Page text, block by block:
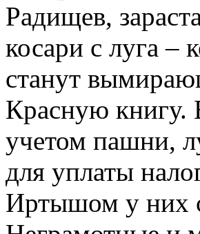
Радищев,
косари с луга –
станут
Красную книгу.
учетом пашни,
для уплаты
Иртышом у них